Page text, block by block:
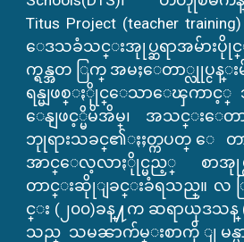
Titus Project (teacher
ေဒသခံသင္းအုုပ္ဆရာအမ်ား
က္ရန္အတ ြက္ အမႈေတာ္လုုပ္ငန္းမ်
ရန္မျဖစ္ႏိုုင္ေသာေၾကာင့္
ေနျဖင့္မိမိအိမ္၊ အသင္းေ
ဘုုရားသခင္၏ႏႈတ္ကပတ္ ေ
အာင္ေလ့လာႏိုုင္မည့္ စာအုု
တာင္းဆိုုျခင္းခံရသည္။ လ
င္း (၂၀၀)ခန္႔က ဆရာယုဒသန္
သည္ သမၼာက်မ္းစာကို ျမန္မ